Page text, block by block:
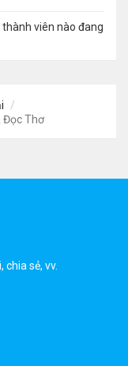
thành viên nào đang
Đọc Thơ
chia sẻ, vv.